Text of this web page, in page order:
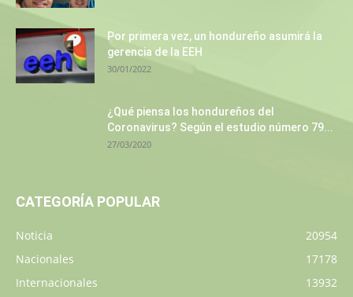
Por primera vez, un hondureño asumirá la
gerencia de la EEH
30/01/2022
¿Qué piensa los hondureños del
Coronavirus? Según el estudio número 79...
27/03/2020
CATEGORÍA POPULAR
Noticia
20954
Nacionales
17178
Internacionales
13932